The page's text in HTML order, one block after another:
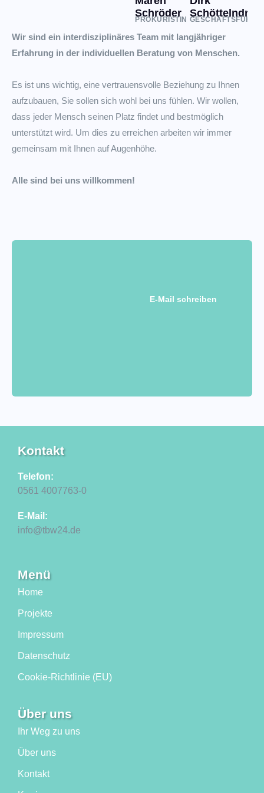
Schröder
PROKURISTIN
Wir sind ein interdisziplinäres Team mit langjähriger
Erfahrung in der individuellen Beratung von Menschen.
Es ist uns wichtig, eine vertrauensvolle Beziehung zu Ihnen
aufzubauen, Sie sollen sich wohl bei uns fühlen. Wir wollen,
dass jeder Mensch seinen Platz findet und bestmöglich
unterstützt wird. Um dies zu erreichen arbeiten wir immer
gemeinsam mit Ihnen auf Augenhöhe.
Alle sind bei uns willkommen!
E-Mail schreiben
Kontakt
Telefon:
0561 4007763-0
E-Mail:
info@tbw24.de
Menü
Home
Projekte
Impressum
Datenschutz
Cookie-Richtlinie (EU)
Über uns
Ihr Weg zu uns
Über uns
Kontakt